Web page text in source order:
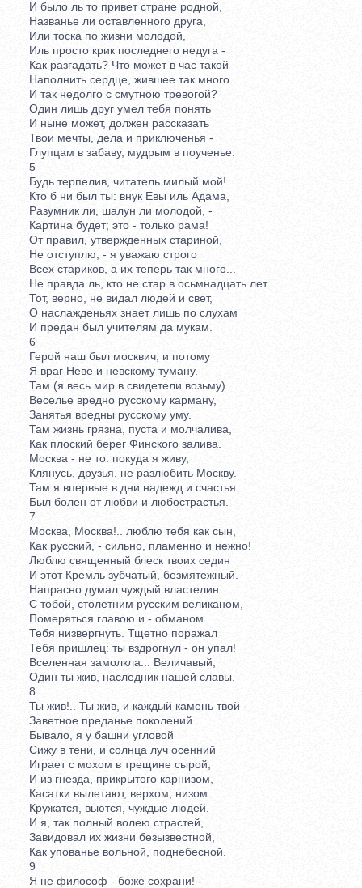
И было ль то привет стране родной,
Названье ли оставленного друга,
Или тоска по жизни молодой,
Иль просто крик последнего недуга -
Как разгадать? Что может в час такой
Наполнить сердце, жившее так много
И так недолго с смутною тревогой?
Один лишь друг умел тебя понять
И ныне может, должен рассказать
Твои мечты, дела и приключенья -
Глупцам в забаву, мудрым в поученье.
5
Будь терпелив, читатель милый мой!
Кто б ни был ты: внук Евы иль Адама,
Разумник ли, шалун ли молодой, -
Картина будет; это - только рама!
От правил, утвержденных стариной,
Не отступлю, - я уважаю строго
Всех стариков, а их теперь так много...
Не правда ль, кто не стар в осьмнадцать лет
Тот, верно, не видал людей и свет,
О наслажденьях знает лишь по слухам
И предан был учителям да мукам.
6
Герой наш был москвич, и потому
Я враг Неве и невскому туману.
Там (я весь мир в свидетели возьму)
Веселье вредно русскому карману,
Занятья вредны русскому уму.
Там жизнь грязна, пуста и молчалива,
Как плоский берег Финского залива.
Москва - не то: покуда я живу,
Клянусь, друзья, не разлюбить Москву.
Там я впервые в дни надежд и счастья
Был болен от любви и любострастья.
7
Москва, Москва!.. люблю тебя как сын,
Как русский, - сильно, пламенно и нежно!
Люблю священный блеск твоих седин
И этот Кремль зубчатый, безмятежный.
Напрасно думал чуждый властелин
С тобой, столетним русским великаном,
Померяться главою и - обманом
Тебя низвергнуть. Тщетно поражал
Тебя пришлец: ты вздрогнул - он упал!
Вселенная замолкла... Величавый,
Один ты жив, наследник нашей славы.
8
Ты жив!.. Ты жив, и каждый камень твой -
Заветное преданье поколений.
Бывало, я у башни угловой
Сижу в тени, и солнца луч осенний
Играет с мохом в трещине сырой,
И из гнезда, прикрытого карнизом,
Касатки вылетают, верхом, низом
Кружатся, вьются, чуждые людей.
И я, так полный волею страстей,
Завидовал их жизни безызвестной,
Как упованье вольной, поднебесной.
9
Я не философ - боже сохрани! -